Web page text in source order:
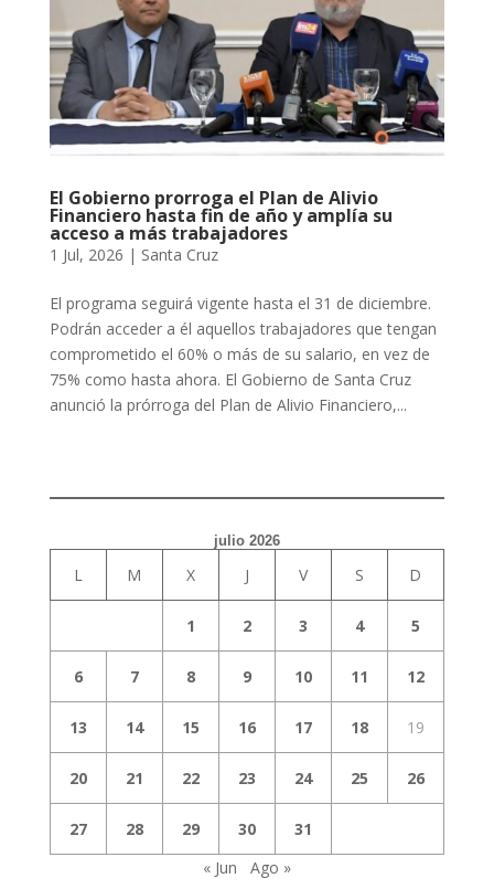
El Gobierno prorroga el Plan de Alivio
Financiero hasta fin de año y amplía su
acceso a más trabajadores
1 Jul, 2026 | Santa Cruz
El programa seguirá vigente hasta el 31 de diciembre.
Podrán acceder a él aquellos trabajadores que tengan
comprometido el 60% o más de su salario, en vez de
75% como hasta ahora. El Gobierno de Santa Cruz
anunció la prórroga del Plan de Alivio Financiero,...
julio 2026
L M X J V S D
1 2 3 4 5
6 7 8 9 10 11 12
13 14 15 16 17 18 19
20 21 22 23 24 25 26
27 28 29 30
31
« Jun
Ago »